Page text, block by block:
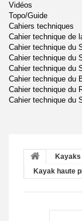
Vidéos
Topo/Guide
Cahiers techniques
Cahier technique de
Cahier technique du
Cahier technique du
Cahier technique du
Cahier technique du
Cahier technique du
Cahier technique du
Kayak haute